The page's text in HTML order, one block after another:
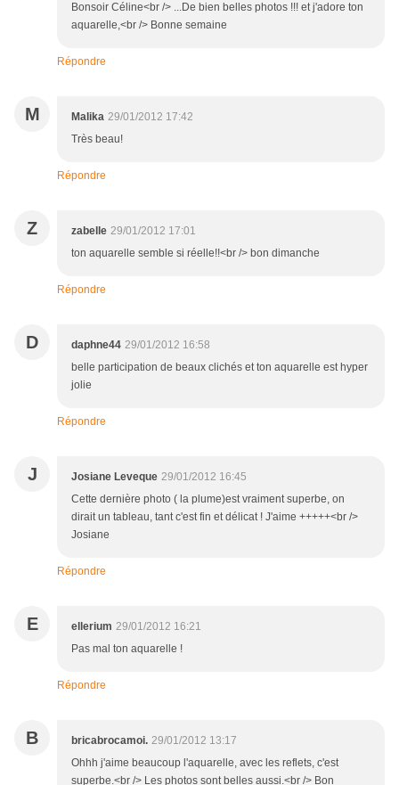
Bonsoir Céline<br /> ...De bien belles photos !!! et j'adore ton
aquarelle,<br /> Bonne semaine
Répondre
M Malika 29/01/2012 17:42
Très beau!
Répondre
Z zabelle 29/01/2012 17:01
ton aquarelle semble si réelle!!<br /> bon dimanche
Répondre
D daphne44 29/01/2012 16:58
belle participation de beaux clichés et ton aquarelle est hyper
jolie
Répondre
J Josiane Leveque 29/01/2012 16:45
Cette dernière photo ( la plume)est vraiment superbe, on
dirait un tableau, tant c'est fin et délicat ! J'aime +++++<br />
Josiane
Répondre
E ellerium 29/01/2012 16:21
Pas mal ton aquarelle !
Répondre
B bricabrocamoi. 29/01/2012 13:17
Ohhh j'aime beaucoup l'aquarelle, avec les reflets, c'est
superbe.<br /> Les photos sont belles aussi.<br /> Bon